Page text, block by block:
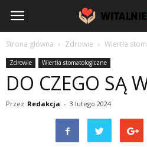
Witalnie.com.pl
Strona główna Zdrowie Wiertła
Zdrowie Wiertła stomatologiczne
DO CZEGO SĄ
Przez Redakcja - 3 lutego 2024